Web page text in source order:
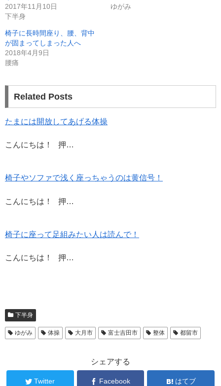
で
共
有
新
し
い
ウ
ィ
ン
き
ま
す
)
に
は
ッ
ク
し
て
く
だ
し
い
ウ
ィ
ド
ウ
き
ま
2017年11月10日
下半身
ゆがみ
椅子に長時間座り、腰、背中
が固まってしまった人へ
2018年4月9日
腰痛
Related Posts
たまには開放してあげる体操
こんにちは！ 押…
椅子やソファで浅く座っちゃうのは黄信号！
こんにちは！ 押…
椅子に座って足組みたい人は読んで！
こんにちは！ 押…
下半身
ゆがみ 体操 大月市 富士吉田市 整体 都留市
シェアする
Twitter Facebook はてブ